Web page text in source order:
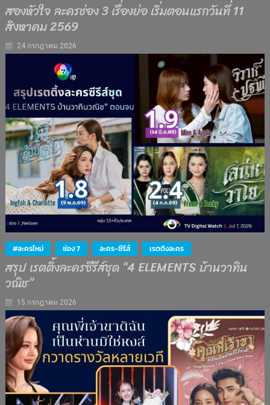
สองหัวใจ ละครช่อง 3 เรื่องย่อ เริ่มตอนแรกวันที่ 11
สิงหาคม 2569
24 กรกฎาคม 2026
#ละครใหม่ ช่อง 7 ละคร-ซีรีส์ เรตติงละคร
สรุป เรตติ้งละครซีรีส์ชุด “4 ELEMENTS บ้านวาทิน
วณิช”
15 กรกฎาคม 2026